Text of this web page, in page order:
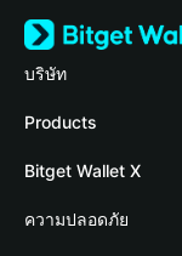
บริษัท
เกี่ยวกับ Bitget Wallet
Blog
Academy
Products
Crypto Card
Stablecoin Earn
Bitget Wallet X
นักพัฒนา
ความปลอดภัย